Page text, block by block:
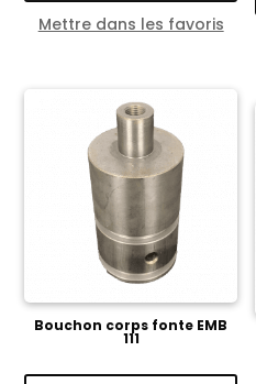
Mettre dans les favoris
Bouchon corps fonte EMB
111